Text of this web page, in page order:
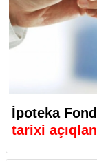
İpoteka
tarixi